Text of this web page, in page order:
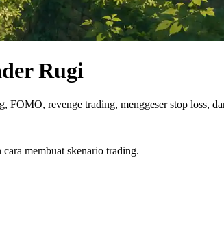
Rugi
revenge trading, menggeser stop loss,
membuat skenario trading.